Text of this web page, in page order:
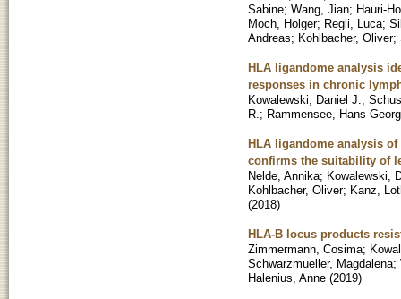
Sabine; Wang, Jian; Hauri-
Moch, Holger; Regli, Luca;
Andreas; Kohlbacher, Oliver;
HLA ligandome analysis
responses in chronic
Kowalewski, Daniel J. ;
R. ; Rammensee, Hans-Georg
HLA ligandome analysis
confirms the suitability of
Nelde, Annika; Kowalewski,
Kohlbacher, Oliver; Kanz,
(2018)
HLA-B locus products
Zimmermann, Cosima;
Schwarzmueller, Magdalena;
Halenius, Anne (2019)